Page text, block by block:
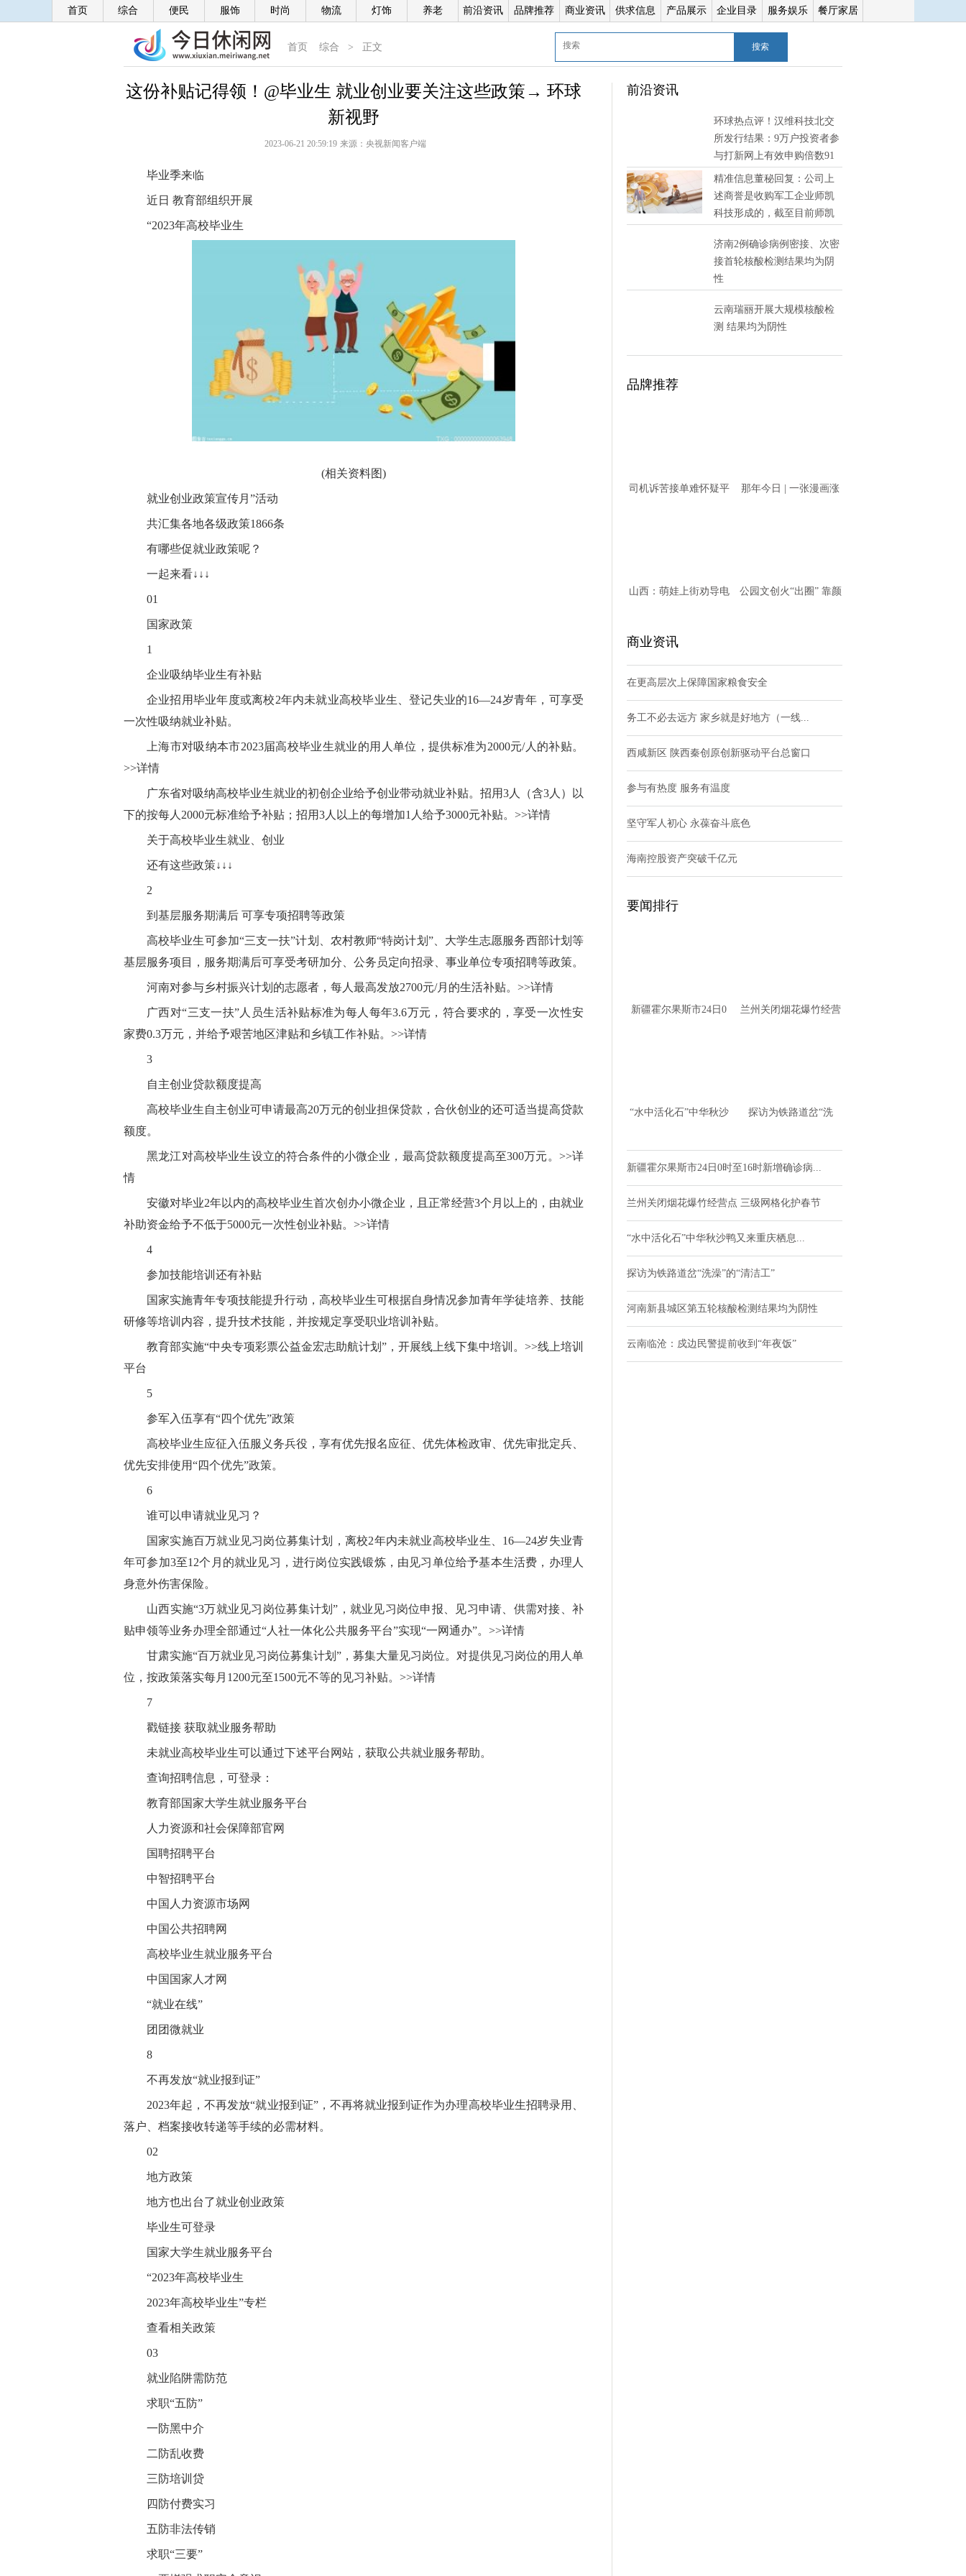
首页 综合 便民 服饰 时尚 物流 灯饰 养老 前沿资讯 品牌推荐 商业资讯 供求信息 产品展示 企业目录 服务娱乐 餐厅家居
首页 综合 > 正文 搜索
这份补贴记得领！@毕业生 就业创业要关注这些政策→ 环球
新视野
2023-06-21 20:59:19 来源： 央视新闻客户端
毕业季来临
近日 教育部组织开展
“2023年高校毕业生
(相关资料图)
就业创业政策宣传月”活动
共汇集各地各级政策1866条
有哪些促就业政策呢？
一起来看↓↓↓
01
国家政策
1
企业吸纳毕业生有补贴
企业招用毕业年度或离校2年内未就业高校毕业生、登记失业的16—24岁青年，可享受
一次性吸纳就业补贴。
上海市对吸纳本市2023届高校毕业生就业的用人单位，提供标准为2000元/人的补贴。
>>详情
广东省对吸纳高校毕业生就业的初创企业给予创业带动就业补贴。招用3人（含3人）以
下的按每人2000元标准给予补贴；招用3人以上的每增加1人给予3000元补贴。>>详情
关于高校毕业生就业、创业
还有这些政策↓↓↓
2
到基层服务期满后 可享专项招聘等政策
高校毕业生可参加“三支一扶”计划、农村教师“特岗计划”、大学生志愿服务西部计划等
基层服务项目，服务期满后可享受考研加分、公务员定向招录、事业单位专项招聘等政策。
河南对参与乡村振兴计划的志愿者，每人最高发放2700元/月的生活补贴。>>详情
广西对“三支一扶”人员生活补贴标准为每人每年3.6万元，符合要求的，享受一次性安
家费0.3万元，并给予艰苦地区津贴和乡镇工作补贴。>>详情
3
自主创业贷款额度提高
高校毕业生自主创业可申请最高20万元的创业担保贷款，合伙创业的还可适当提高贷款
额度。
黑龙江对高校毕业生设立的符合条件的小微企业，最高贷款额度提高至300万元。>>详
情
安徽对毕业2年以内的高校毕业生首次创办小微企业，且正常经营3个月以上的，由就业
补助资金给予不低于5000元一次性创业补贴。>>详情
4
参加技能培训还有补贴
国家实施青年专项技能提升行动，高校毕业生可根据自身情况参加青年学徒培养、技能
研修等培训内容，提升技术技能，并按规定享受职业培训补贴。
教育部实施“中央专项彩票公益金宏志助航计划”，开展线上线下集中培训。>>线上培训
平台
5
参军入伍享有“四个优先”政策
高校毕业生应征入伍服义务兵役，享有优先报名应征、优先体检政审、优先审批定兵、
优先安排使用“四个优先”政策。
6
谁可以申请就业见习？
国家实施百万就业见习岗位募集计划，离校2年内未就业高校毕业生、16—24岁失业青
年可参加3至12个月的就业见习，进行岗位实践锻炼，由见习单位给予基本生活费，办理人
身意外伤害保险。
山西实施“3万就业见习岗位募集计划”，就业见习岗位申报、见习申请、供需对接、补
贴申领等业务办理全部通过“人社一体化公共服务平台”实现“一网通办”。>>详情
甘肃实施“百万就业见习岗位募集计划”，募集大量见习岗位。对提供见习岗位的用人单
位，按政策落实每月1200元至1500元不等的见习补贴。>>详情
7
戳链接 获取就业服务帮助
未就业高校毕业生可以通过下述平台网站，获取公共就业服务帮助。
查询招聘信息，可登录：
教育部国家大学生就业服务平台
人力资源和社会保障部官网
国聘招聘平台
中智招聘平台
中国人力资源市场网
中国公共招聘网
高校毕业生就业服务平台
中国国家人才网
“就业在线”
团团微就业
8
不再发放“就业报到证”
2023年起，不再发放“就业报到证”，不再将就业报到证作为办理高校毕业生招聘录用、
落户、档案接收转递等手续的必需材料。
02
地方政策
地方也出台了就业创业政策
毕业生可登录
国家大学生就业服务平台
“2023年高校毕业生
2023年高校毕业生”专栏
查看相关政策
03
就业陷阱需防范
求职“五防”
一防黑中介
二防乱收费
三防培训贷
四防付费实习
五防非法传销
求职“三要”
前沿资讯
环球热点评！汉维科技北交
所发行结果：9万户投资者参
与打新网上有效申购倍数91
倍
精准信息董秘回复：公司上
述商誉是收购军工企业师凯
科技形成的，截至目前师凯
济南2例确诊病例密接、次密
接首轮核酸检测结果均为阴
性
云南瑞丽开展大规模核酸检
测 结果均为阴性
品牌推荐
司机诉苦接单难怀疑平
那年今日 | 一张漫画涨
山西：萌娃上街劝导电
公园文创火“出圈” 靠颜
商业资讯
在更高层次上保障国家粮食安全
务工不必去远方 家乡就是好地方（一线...
西咸新区 陕西秦创原创新驱动平台总窗口
参与有热度 服务有温度
坚守军人初心 永葆奋斗底色
海南控股资产突破千亿元
要闻排行
新疆霍尔果斯市24日0
兰州关闭烟花爆竹经营
“水中活化石”中华秋沙
探访为铁路道岔“洗
新疆霍尔果斯市24日0时至16时新增确诊病...
兰州关闭烟花爆竹经营点 三级网格化护春节
“水中活化石”中华秋沙鸭又来重庆栖息...
探访为铁路道岔“洗澡”的“清洁工”
河南新县城区第五轮核酸检测结果均为阴性
云南临沧：戍边民警提前收到“年夜饭”